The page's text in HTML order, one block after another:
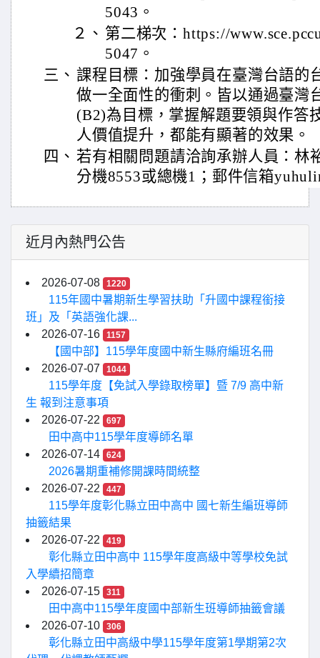
5043。
２、 第二梯次：https://
5047。
三、 課程目標：加強學員在臺灣台語的
做一全面性的衝刺。皆以通過臺灣
(B2)為目標，掌握解題要領與作答
人價值提升，都能有顯著的效果。
四、 若有相關問題請洽詢承辦人員：林
分機8553或總機1；郵件信箱
近月內熱門公告
2026-07-08 1220
115年國中暑期新生學習扶助「升國中課程銜接
班」及「英語強化課...
2026-07-16
1157
【國中部】115學年度國中新生縣府編班名冊
2026-07-07
1044
115學年度【免試入學錄取榜單】暨 7/9 高中新
生 報到注意事項
2026-07-22
697
田中高中115學年度導師名單
2026-07-14
624
2026暑期重補修開課時間統整
2026-07-22
447
115學年度彰化縣立田中高中 國七新生編班導師
抽籤結果
2026-07-22
419
彰化縣立田中高中 115學年度高級中等學校免試
入學續招簡章
2026-07-15
311
田中高中115學年度國中部新生班導師抽籤會議
2026-07-10
306
彰化縣立田中高級中學115學年度第1學期第2次